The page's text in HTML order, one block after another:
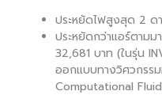
ประหยัดไฟสูงสุด 2 ด
ประหยัดกว่าแอร์ตาม
32,681 บาท (ในรุ่น
ออกแบบทางวิศวกรร
Computational